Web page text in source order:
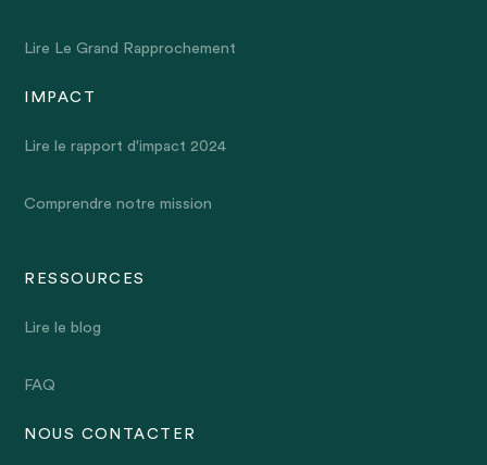
Lire Le Grand Rapprochement
IMPACT
Lire le rapport d'impact 2024
Comprendre notre mission
RESSOURCES
Lire le blog
FAQ
NOUS CONTACTER